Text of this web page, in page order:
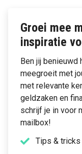
Groei mee
inspiratie
Ben jij benieuwd
meegroeit met
met relevante
geldzaken en
schrijf je in voor
mailbox!
Tips &